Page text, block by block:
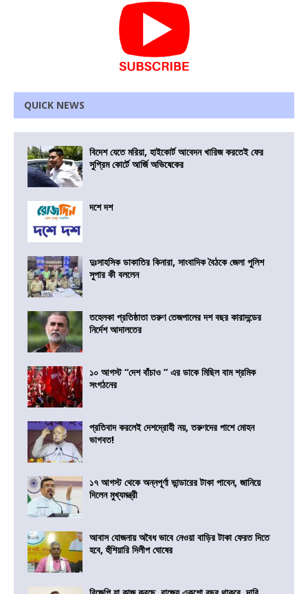
QUICK NEWS
বিদেশ যেতে মরিয়া, হাইকোর্ট আবেদন খারিজ করতেই ফের
সুপ্রিম কোর্টে আর্জি অভিষেকের
দশে দশ
দুঃসাহসিক ডাকাতির কিনারা, সাংবাদিক বৈঠকে জেলা পুলিশ
সুপার কী বললেন
তহেলকা প্রতিষ্ঠাতা তরুণ তেজপালের দশ বছর কারাদন্ডের
নির্দেশ আদালতের
১০ আগস্ট “দেশ বাঁচাও ” এর ডাকে মিছিল বাম শ্রমিক
সংগঠনের
প্রতিবাদ করলেই দেশদ্রোহী নয়, তরুণদের পাশে মোহন
ভাগবত!
১৭ আগস্ট থেকে অন্নপূর্ণা ভান্ডারের টাকা পাবেন, জানিয়ে
দিলেন মুখ্যমন্ত্রী
আবাস যোজনায় অবৈধ ভাবে নেওয়া বাড়ির টাকা ফেরত দিতে
হবে, হুঁশিয়ারি দিলীপ ঘোষের